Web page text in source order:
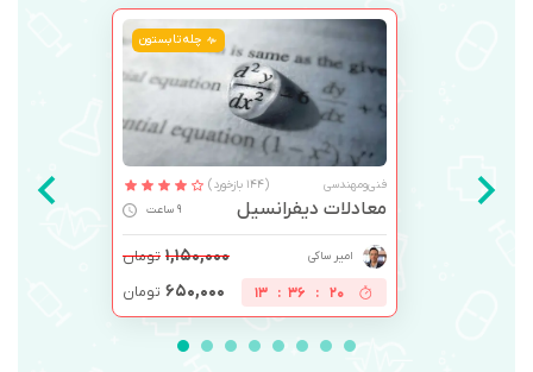
چله تابستون
فنی‌ومهندسی (144 بازخورد)
معادلات دیفرانسیل 9 ساعت
امیر ساکی ۱,۱۵۰,۰۰۰ تومان
19
:
36
:
13 ۶۵۰,۰۰۰ تومان